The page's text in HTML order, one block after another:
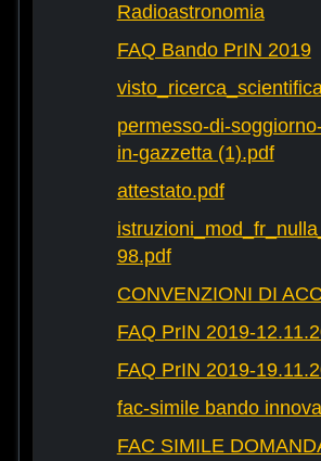
Radioastronomia
FAQ Bando PrIN 2019
permesso-di-
in-gazzetta (1).pdf
attestato.pdf
98.pdf
CONVENZIONI DI
FAQ PrIN 2019-
FAQ PrIN 2019-
fac-simile bando
FAC SIMILE